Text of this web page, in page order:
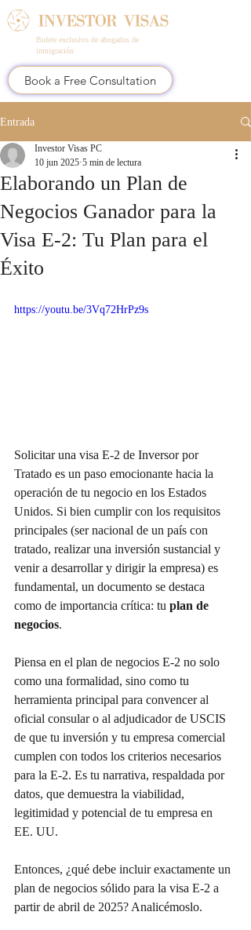
Bufete exclusivo de abogados de
inmigración
Book a Free Consultation
Entrada
Elaborando un Plan de
Negocios Ganador para la
Visa E-2: Tu Plan para el
Éxito
Investor Visas PC
10 jun 2025 5 min de lectura
https://youtu.be/3Vq72HrPz9s
Solicitar una visa E-2 de Inversor por
Tratado es un paso emocionante hacia la
operación de tu negocio en los Estados
Unidos. Si bien cumplir con los requisitos
principales (ser nacional de un país con
tratado, realizar una inversión sustancial y
venir a desarrollar y dirigir la empresa) es
fundamental, un documento se destaca
como de importancia crítica: tu plan de
negocios.
Piensa en el plan de negocios E-2 no solo
como una formalidad, sino como tu
herramienta principal para convencer al
oficial consular o al adjudicador de USCIS
de que tu inversión y tu empresa comercial
cumplen con todos los criterios necesarios
para la E-2. Es tu narrativa, respaldada por
datos, que demuestra la viabilidad,
legitimidad y potencial de tu empresa en
EE. UU.
Entonces, ¿qué debe incluir exactamente un
plan de negocios sólido para la visa E-2 a
partir de abril de 2025? Analicémoslo.